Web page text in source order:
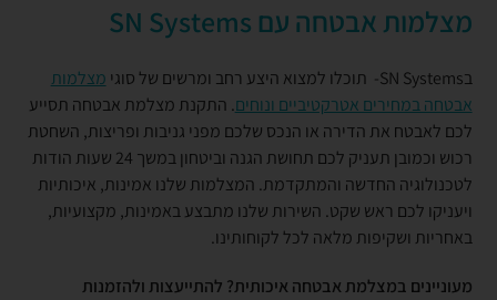
מצלמות אבטחה עם SN Systems
בSN Systems- תוכלו למצוא היצע רחב ומרשים של סוגי
מצלמות
אבטחה במחירים אטרקטיביים ונוחים. התקנת מצלמת אבטחה תסייע
לכם לאבטח את הדירה או הנכס שלכם מפני גניבות ופריצות, השחטת
רכוש וכמובן תעניק לכם תחושת הגנה וביטחון במשך 24 שעות הודות
לטכנולוגיה החדשה והמתקדמת. המצלמות שלנו אמינות, איכותיות
ויעניקו לכם ראש שקט. השירות שלנו מתבצע באמינות, מקצועיות,
באחריות ושקיפות מלאה לכל לקוחותינו.
מעוניינים במצלמת אבטחה איכותית? להתייעצות ולהזמנות